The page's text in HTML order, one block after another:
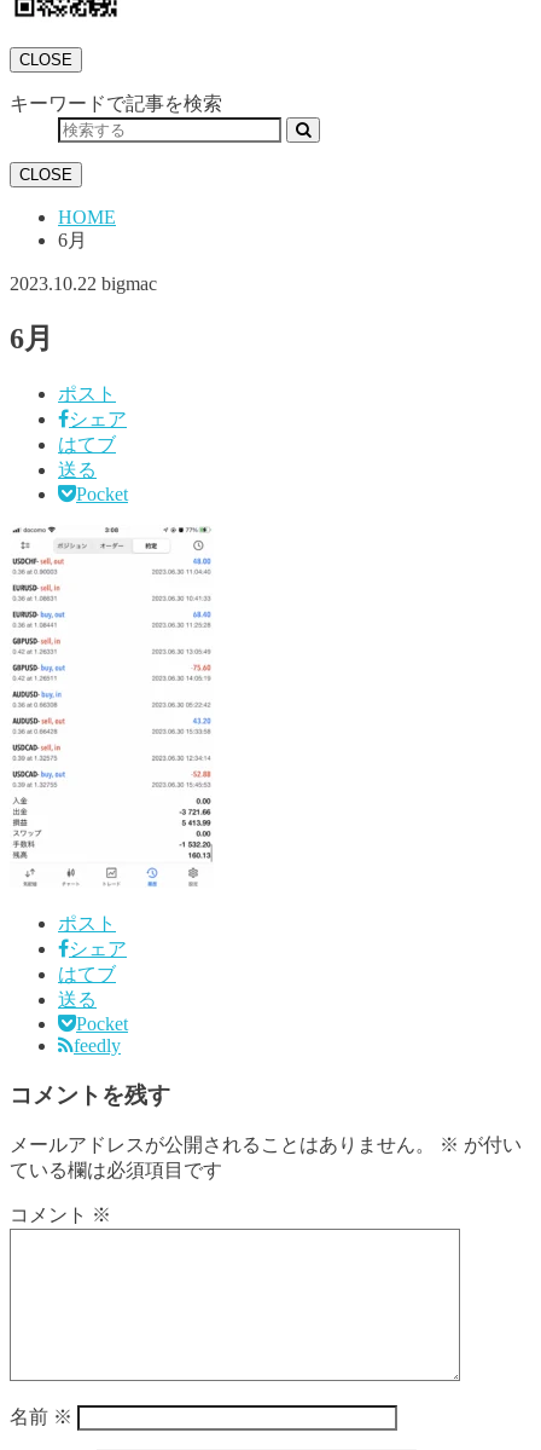
CLOSE
キーワードで記事を検索
CLOSE
HOME
6月
2023.10.22 bigmac
6月
ポスト
シェア
はてブ
送る
Pocket
ポスト
シェア
はてブ
送る
Pocket
feedly
コメントを残す
メールアドレスが公開されることはありません。 ※ が付い
ている欄は必須項目です
コメント ※
名前 ※